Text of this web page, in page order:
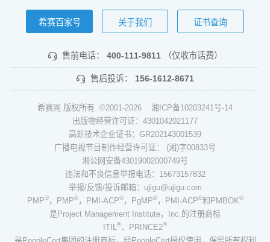
希赛百家号 关于我们 证书查询
售前电话： 400-111-9811 （仅收市话费）
售后投诉： 156-1612-8671
希赛网 版权所有 ©2001-2026 湘ICP备10203241号-14
出版物经营许可证：4301042021177
高新技术企业证书：GR202143001539
广播电视节目制作经营许可证： (湘)字00833号
湘公网安备43019002000749号
违法和不良信息举报电话：15673157832
举报/反馈/投诉邮箱：ujigu@ujigu.com
PMP®，PMP®，PMI-ACP®，PgMP®，PMI-ACP®和PMBOK®
是Project Management Institute，Inc.的注册商标
ITIL ®、PRINCE2®